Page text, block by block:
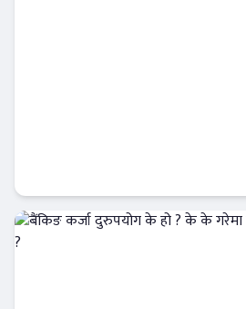
Banner News